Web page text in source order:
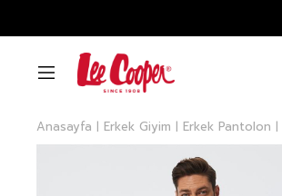
Anasayfa Erkek Giyim Erkek Pantolon